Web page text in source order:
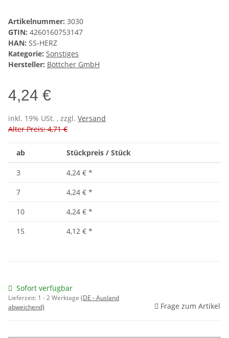
Artikelnummer: 3030
GTIN: 4260160753147
HAN: SS-HERZ
Kategorie: Sonstiges
Hersteller: Böttcher GmbH
4,24 €
inkl. 19% USt. , zzgl. Versand
Alter Preis: 4,71 €
ab Stückpreis / Stück
3 4,24 € *
7
4,24 € *
10
4,24 € *
15
4,12 € *
Sofort verfügbar
Lieferzeit: 1 - 2 Werktage (DE - Ausland
abweichend)
Frage zum Artikel